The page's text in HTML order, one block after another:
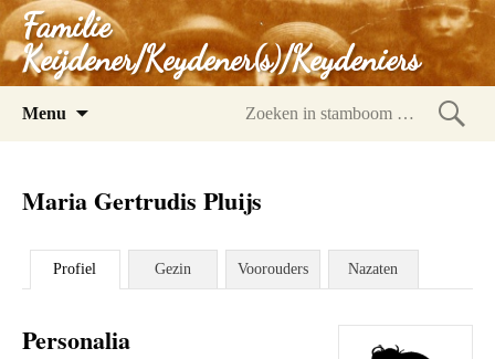
Familie
Keijdener/Keydener(s)/Keydeniers
Menu
Maria Gertrudis Pluijs
Profiel Gezin Voorouders Nazaten
Personalia